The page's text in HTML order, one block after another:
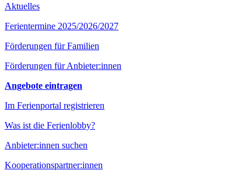
Aktuelles
Ferientermine 2025/2026/2027
Förderungen für Familien
Förderungen für Anbieter:innen
Angebote eintragen
Im Ferienportal registrieren
Was ist die Ferienlobby?
Anbieter:innen suchen
Kooperationspartner:innen